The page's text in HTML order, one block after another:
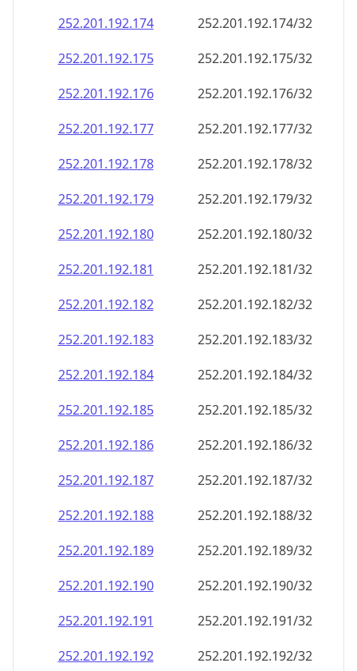
252.201.192.174
252.201.192.174/32
252.201.192.175
252.201.192.175/32
252.201.192.176
252.201.192.176/32
252.201.192.177
252.201.192.177/32
252.201.192.178
252.201.192.178/32
252.201.192.179
252.201.192.179/32
252.201.192.180
252.201.192.180/32
252.201.192.181
252.201.192.181/32
252.201.192.182
252.201.192.182/32
252.201.192.183
252.201.192.183/32
252.201.192.184
252.201.192.184/32
252.201.192.185
252.201.192.185/32
252.201.192.186
252.201.192.186/32
252.201.192.187
252.201.192.187/32
252.201.192.188
252.201.192.188/32
252.201.192.189
252.201.192.189/32
252.201.192.190
252.201.192.190/32
252.201.192.191
252.201.192.191/32
252.201.192.192
252.201.192.192/32